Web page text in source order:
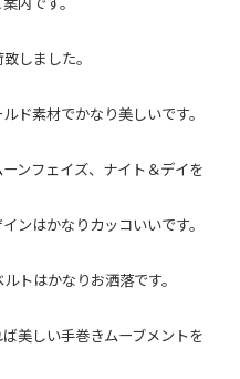
しました。
ド素材でかなり美しいです。
ンフェイズ、 ナイト＆デイを
ンはかなりカッコいいです。
トはかなりお洒落です。
美しい手巻きムーブメントを